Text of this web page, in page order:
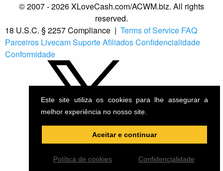
© 2007 - 2026 XLoveCash.com/ACWM.biz. All rights
reserved.
18 U.S.C. § 2257 Compliance | Terms of Service FAQ
Parceiros LivecamSuporte AfiliadosConfidencialidade
Conformidade
Este site utiliza os cookies para lhe assegurar a
melhor experiência no nosso site.
Aceitar e continuar
Política de cookies Confidencialidade